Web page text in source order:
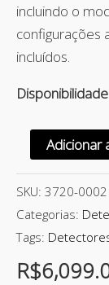
incluindo o
configurações
incluídos.
Adicionar
SKU: 3720-0002
Categorias:
Tags:
R$